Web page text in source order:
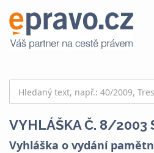
VYHLÁŠKA Č. 8/2003
Vyhláška o vydání